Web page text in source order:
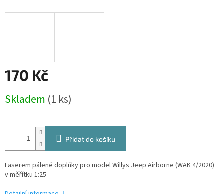
170 Kč
cena:
Skladem (1 ks)
Přidat do košíku
Laserem pálené doplňky pro model Willys Jeep Airborne (WAK 4/2020)
v měřítku 1:25